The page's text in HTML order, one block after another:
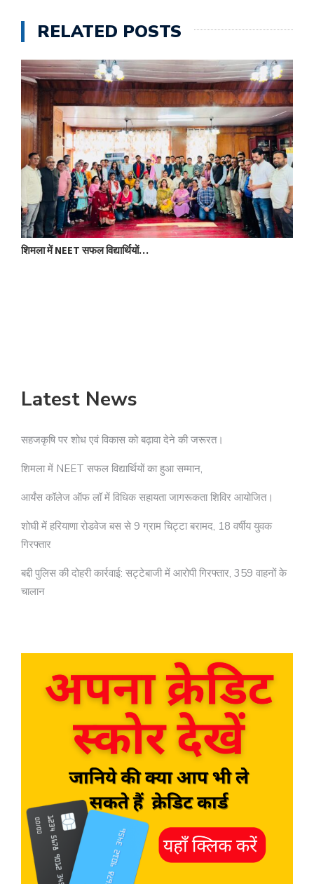
RELATED POSTS
शिमला में NEET सफल विद्यार्थियों…
Latest News
सहजकृषि पर शोध एवं विकास को बढ़ावा देने की जरूरत।
शिमला में NEET सफल विद्यार्थियों का हुआ सम्मान,
आर्यंस कॉलेज ऑफ लॉ में विधिक सहायता जागरूकता शिविर आयोजित।
शोघी में हरियाणा रोडवेज बस से 9 ग्राम चिट्टा बरामद, 18 वर्षीय युवक
गिरफ्तार
बद्दी पुलिस की दोहरी कार्रवाई: सट्टेबाजी में आरोपी गिरफ्तार, 359 वाहनों के
चालान